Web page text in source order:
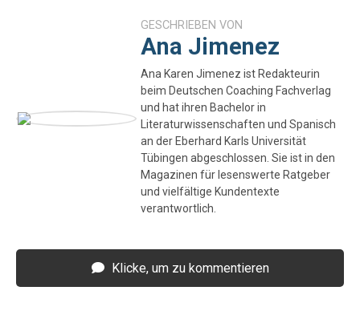
GESCHRIEBEN VON
Ana Jimenez
Ana Karen Jimenez ist Redakteurin
beim Deutschen Coaching Fachverlag
und hat ihren Bachelor in
Literaturwissenschaften und Spanisch
an der Eberhard Karls Universität
Tübingen abgeschlossen. Sie ist in den
Magazinen für lesenswerte Ratgeber
und vielfältige Kundentexte
verantwortlich.
Klicke, um zu kommentieren